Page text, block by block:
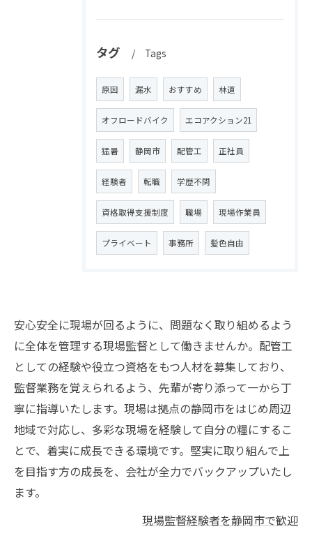
タグ Tags
原因 漏水 おすすめ 林道
オフロードバイク エコアクション21
猛暑 静岡市 配管工 正社員
経験者 転職 学歴不問
資格取得支援制度 職場 現場作業員
プライベート 事務所 髪色自由
安心安全に現場が回るように、問題なく取り組めるよう
に全体を管理する現場監督として働きませんか。配管工
としての経験や役立つ資格をもつ人材を募集しており、
監督業務を覚えられるよう、先輩が寄り添って一から丁
寧に指導いたします。現場は拠点の静岡市をはじめ周辺
地域で対応し、多彩な現場を経験して自分の糧にするこ
とで、着実に成長できる環境です。堅実に取り組んで上
を目指す方の成長を、会社が全力でバックアップいたし
ます。
現場監督経験者を静岡市で歓迎